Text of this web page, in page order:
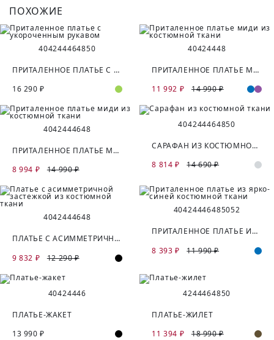
ПОХОЖИЕ
404244464850
ПРИТАЛЕННОЕ ПЛАТЬЕ С УКОРОЧЕННЫМ РУКАВОМ
16 290 ₽
40424448
ПРИТАЛЕННОЕ ПЛАТЬЕ МИДИ ИЗ КОСТЮМНОЙ ТКАНИ
11 992 ₽
14 990 ₽
4042444648
ПРИТАЛЕННОЕ ПЛАТЬЕ МИДИ ИЗ КОСТЮМНОЙ ТКАНИ
8 994 ₽
14 990 ₽
404244464850
САРАФАН ИЗ КОСТЮМНОЙ ТКАНИ
8 814 ₽
14 690 ₽
4042444648
ПЛАТЬЕ С АСИММЕТРИЧНОЙ ЗАСТЕЖКОЙ ИЗ КОСТЮМНОЙ ТКАНИ
9 832 ₽
12 290 ₽
40424446485052
ПРИТАЛЕННОЕ ПЛАТЬЕ ИЗ ЯРКО-СИНЕЙ КОСТЮМНОЙ ТКАНИ
8 393 ₽
11 990 ₽
40424446
ПЛАТЬЕ-ЖАКЕТ
13 990 ₽
4244464850
ПЛАТЬЕ-ЖИЛЕТ
11 394 ₽
18 990 ₽